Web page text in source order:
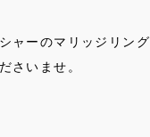
ャーのマリッジリン
さいませ。